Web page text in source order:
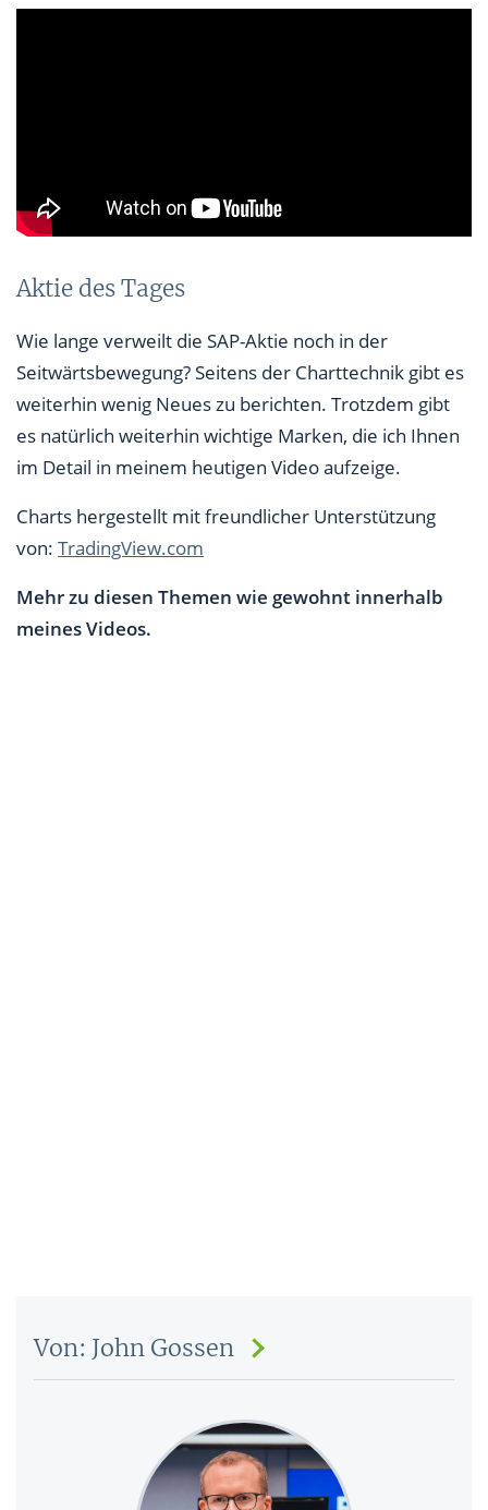
Aktie des Tages
Wie lange verweilt die SAP-Aktie noch in der
Seitwärtsbewegung? Seitens der Charttechnik gibt es
weiterhin wenig Neues zu berichten. Trotzdem gibt
es natürlich weiterhin wichtige Marken, die ich Ihnen
im Detail in meinem heutigen Video aufzeige.
Charts hergestellt mit freundlicher Unterstützung
von: TradingView.com
Mehr zu diesen Themen wie gewohnt innerhalb
meines Videos.
Von: John Gossen